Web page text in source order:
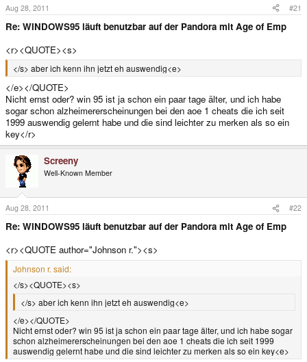
e
r
Aug 28, 2011 #21
Re: WINDOWS95 läuft benutzbar auf der Pandora mit Age of Emp
<r><QUOTE><s>
</s> aber ich kenn ihn jetzt eh auswendig<e>
</e></QUOTE>
Nicht ernst oder? win 95 ist ja schon ein paar tage älter, und ich habe
sogar schon alzheimererscheinungen bei den aoe 1 cheats die ich seit
1999 auswendig gelernt habe und die sind leichter zu merken als so ein
key</r>
Screeny
Well-Known Member
Aug 28, 2011 #22
Re: WINDOWS95 läuft benutzbar auf der Pandora mit Age of Emp
<r><QUOTE author="Johnson r."><s>
Johnson r. said:
</s><QUOTE><s>
</s> aber ich kenn ihn jetzt eh auswendig<e>
</e></QUOTE>
Nicht ernst oder? win 95 ist ja schon ein paar tage älter, und ich habe sogar
schon alzheimererscheinungen bei den aoe 1 cheats die ich seit 1999
auswendig gelernt habe und die sind leichter zu merken als so ein key<e>